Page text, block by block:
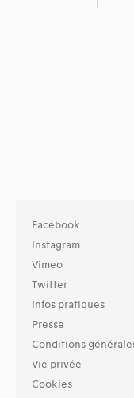
Facebook
Instagram
Vimeo
Twitter
Infos pratiques
Presse
Conditions
Vie privée
Cookies